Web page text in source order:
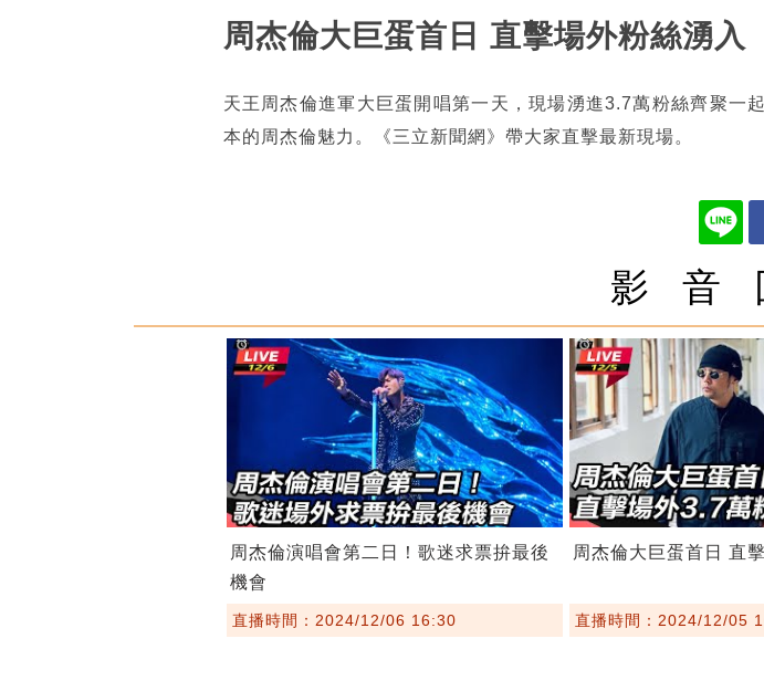
周杰倫大巨蛋首日 直擊場外粉絲湧入
天王周杰倫進軍大巨蛋開唱第一天，現場湧進3.7萬粉絲齊聚一
本的周杰倫魅力。《三立新聞網》帶大家直擊最新現場。
影 音
周杰倫演唱會第二日！歌迷求票拚最後
機會
直播時間：2024/12/06 16:30
周杰倫大巨蛋首日 直
直播時間：2024/12/05